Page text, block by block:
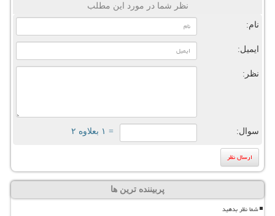
نظر شما در مورد این مطلب
نام:
ایمیل:
نظر:
سوال: = ۱ بعلاوه ۲
پربیننده ترین ها
شما نظر بدهید